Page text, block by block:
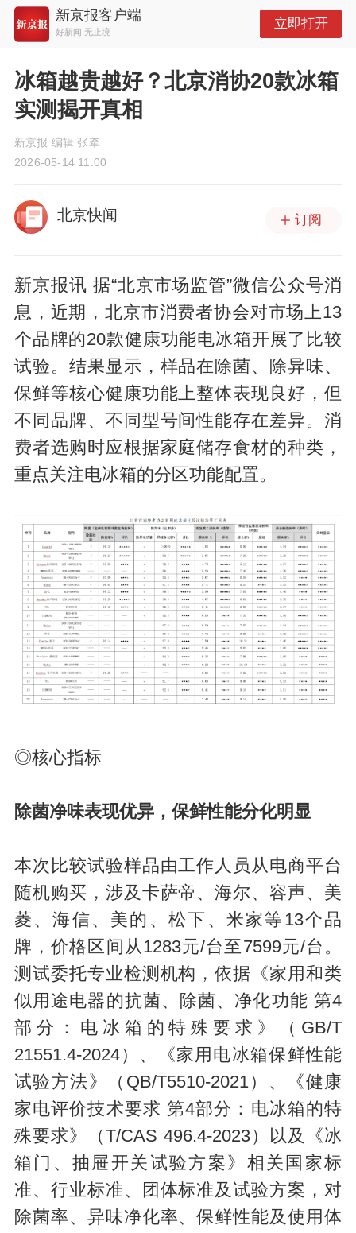
新京报客户端
好新闻 无止境
立即打开
冰箱越贵越好？北京消协20款冰箱
实测揭开真相
新京报 编辑 张牵
2026-05-14 11:00
北京快闻 订阅
新京报讯 据“北京市场监管”微信公众号消
息，近期，北京市消费者协会对市场上13
个品牌的20款健康功能电冰箱开展了比较
试验。结果显示，样品在除菌、除异味、
保鲜等核心健康功能上整体表现良好，但
不同品牌、不同型号间性能存在差异。消
费者选购时应根据家庭储存食材的种类，
重点关注电冰箱的分区功能配置。
◎核心指标
除菌净味表现优异，保鲜性能分化明显
本次比较试验样品由工作人员从电商平台
随机购买，涉及卡萨帝、海尔、容声、美
菱、海信、美的、松下、米家等13个品
牌，价格区间从1283元/台至7599元/台。
测试委托专业检测机构，依据《家用和类
似用途电器的抗菌、除菌、净化功能 第4
部分：电冰箱的特殊要求》（GB/T
21551.4-2024）、《家用电冰箱保鲜性能
试验方法》（QB/T5510-2021）、《健康
家电评价技术要求 第4部分：电冰箱的特
殊要求》（T/CAS 496.4-2023）以及《冰
箱门、抽屉开关试验方案》相关国家标
准、行业标准、团体标准及试验方案，对
除菌率、异味净化率、保鲜性能及使用体